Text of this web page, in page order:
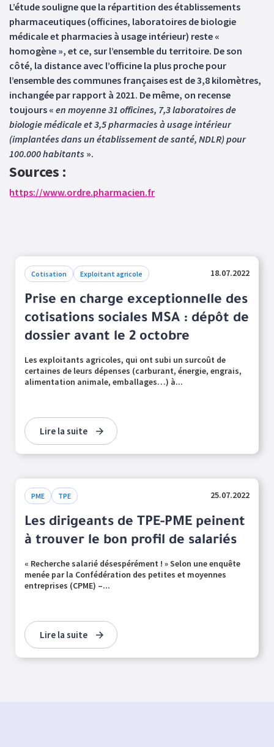
L’étude souligne que la répartition des établissements
pharmaceutiques (officines, laboratoires de biologie
médicale et pharmacies à usage intérieur) reste «
homogène », et ce, sur l’ensemble du territoire. De son
côté, la distance avec l’officine la plus proche pour
l’ensemble des communes françaises est de 3,8 kilomètres,
inchangée par rapport à 2021. De même, on recense
toujours « en moyenne 31 officines, 7,3 laboratoires de
biologie médicale et 3,5 pharmacies à usage intérieur
(implantées dans un établissement de santé, NDLR) pour
100.000 habitants ».
Sources :
https://www.ordre.pharmacien.fr
Cotisation Exploitant agricole 18.07.2022
Prise en charge exceptionnelle des
cotisations sociales MSA : dépôt de
dossier avant le 2 octobre
Les exploitants agricoles, qui ont subi un surcoût de
certaines de leurs dépenses (carburant, énergie, engrais,
alimentation animale, emballages…) à...
Lire la suite
PME TPE 25.07.2022
Les dirigeants de TPE-PME peinent
à trouver le bon profil de salariés
« Recherche salarié désespérément ! » Selon une enquête
menée par la Confédération des petites et moyennes
entreprises (CPME) –...
Lire la suite